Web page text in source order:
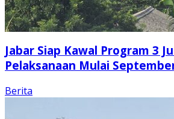
Jabar Siap Kawal Program 3
Pelaksanaan Mulai
Berita